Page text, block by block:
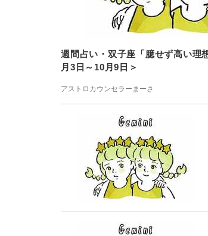
週間占い・双子座「臆せず高い理
月3日～10月9日＞
アストロカウンセラーまーさ